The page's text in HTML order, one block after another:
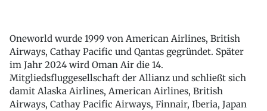
Oneworld wurde 1999 von American Airlines, British
Airways, Cathay Pacific und Qantas gegründet. Später
im Jahr 2024 wird Oman Air die 14.
Mitgliedsfluggesellschaft der Allianz und schließt sich
damit Alaska Airlines, American Airlines, British
Airways, Cathay Pacific Airways, Finnair, Iberia, Japan